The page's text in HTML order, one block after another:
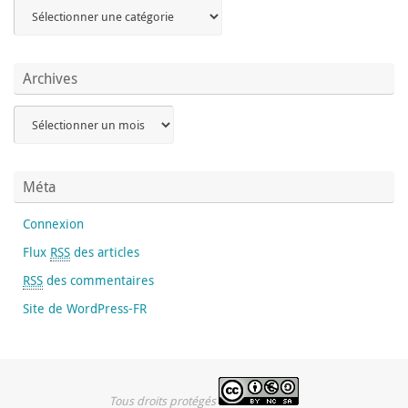
Archives
Méta
Connexion
Flux RSS des articles
RSS des commentaires
Site de WordPress-FR
Tous droits protégés